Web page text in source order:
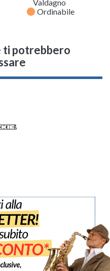
Valdagno
fiber_manual_record Ordinabile
ti potrebbero